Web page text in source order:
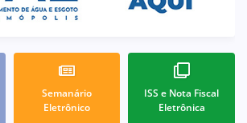
Semanário
Eletrônico
ISS e Nota Fiscal
Eletrônica